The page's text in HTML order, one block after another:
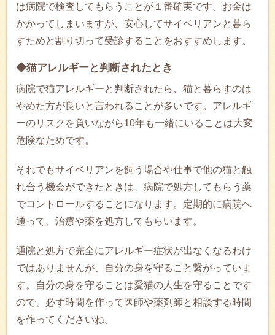
は病院で検査してもらうことが１番確実です。お金は
かかってしまいますが、安心してサイベリアンと暮ら
すためと割り切って受診することをおすすめします。
◆猫アレルギーと判断されたとき
病院で猫アレルギーと判断されたら、猫と暮らすのは
やめた方が良いと言われることが多いです。アレルギ
ーのリスクを負いながら10年も一緒にいることは大変
危険なためです。
それでもサイベリアンを飼う場合や仕事で他の猫と触
れ合う機会ができたときは、病院で処方してもらう薬
でコントロールすることになります。定期的に病院へ
通って、治療や薬を処方してもらいます。
通院と処方で完全にアレルギー症状が出なくなるわけ
ではありませんが、自分の身を守ること繋がっていま
す。自分の身を守ることは愛猫の人生を守ることです
ので、必ず時間を作って医師や薬剤師と相談する時間
を作ってくださいね。